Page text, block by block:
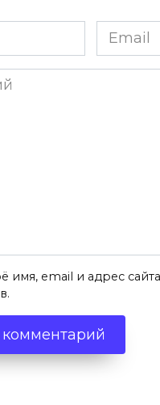
Email
*
имя, email и адрес